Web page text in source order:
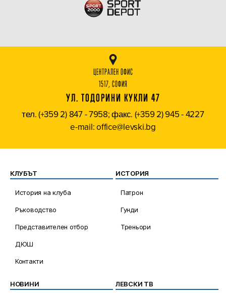
ЦЕНТРАЛЕН ОФИС
1517, СОФИЯ
УЛ. ТОДОРИНИ КУКЛИ 47
тел. (+359 2) 847 - 7958; факс. (+359 2) 945 - 4227
e-mail: office@levski.bg
КЛУБЪТ
История на клуба
Ръководство
Представителен отбор
ДЮШ
Контакти
ИСТОРИЯ
Патрон
Гунди
Треньори
НОВИНИ ЛЕВСКИ ТВ